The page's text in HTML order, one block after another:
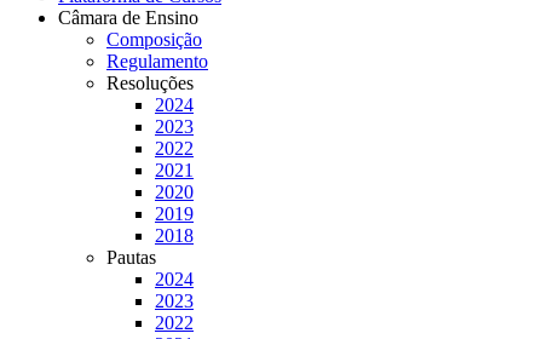
Câmara de Ensino
Composição
Regulamento
Resoluções
2024
2023
2022
2021
2020
2019
2018
Pautas
2024
2023
2022